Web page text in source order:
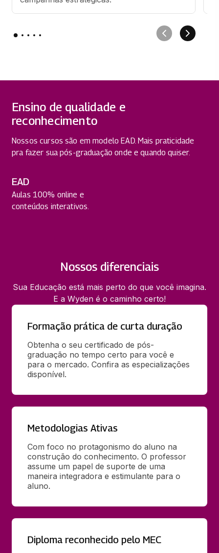
Ensino de qualidade e
reconhecimento
Nossos cursos são em modelo EAD. Mais praticidade
pra fazer sua pós-graduação onde e quando quiser.
EAD
Aulas 100% online e
conteúdos interativos.
Nossos diferenciais
Sua Educação está mais perto do que você imagina.
E a Wyden é o caminho certo!
Formação prática de curta duração
Obtenha o seu certificado de pós-
graduação no tempo certo para você e
para o mercado. Confira as especializações
disponível.
Metodologias Ativas
Com foco no protagonismo do aluno na
construção do conhecimento. O professor
assume um papel de suporte de uma
maneira integradora e estimulante para o
aluno.
Diploma reconhecido pelo MEC